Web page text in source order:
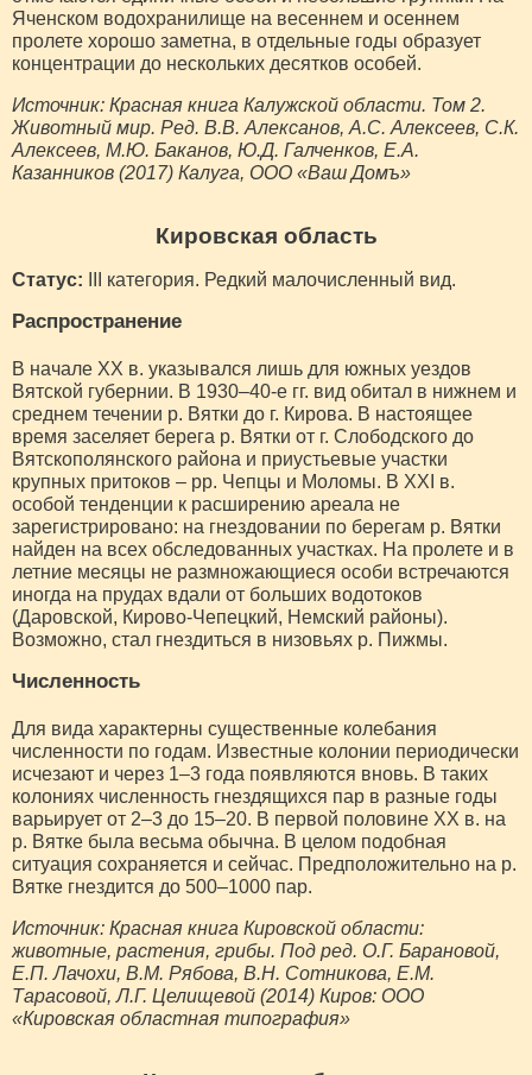
Яченском водохранилище на весеннем и осеннем
пролете хорошо заметна, в отдельные годы образует
концентрации до нескольких десятков особей.
Источник: Красная книга Калужской области. Том 2.
Животный мир. Ред. В.В. Алексанов, А.С. Алексеев, С.К.
Алексеев, М.Ю. Баканов, Ю.Д. Галченков, Е.А.
Казанников (2017) Калуга, ООО «Ваш Домъ»
Кировская область
Статус: III категория. Редкий малочисленный вид.
Распространение
В начале XX в. указывался лишь для южных уездов
Вятской губернии. В 1930–40-е гг. вид обитал в нижнем и
среднем течении р. Вятки до г. Кирова. В настоящее
время заселяет берега р. Вятки от г. Слободского до
Вятскополянского района и приустьевые участки
крупных притоков – рр. Чепцы и Моломы. В XXI в.
особой тенденции к расширению ареала не
зарегистрировано: на гнездовании по берегам р. Вятки
найден на всех обследованных участках. На пролете и в
летние месяцы не размножающиеся особи встречаются
иногда на прудах вдали от больших водотоков
(Даровской, Кирово-Чепецкий, Немский районы).
Возможно, стал гнездиться в низовьях р. Пижмы.
Численность
Для вида характерны существенные колебания
численности по годам. Известные колонии периодически
исчезают и через 1–3 года появляются вновь. В таких
колониях численность гнездящихся пар в разные годы
варьирует от 2–3 до 15–20. В первой половине ХХ в. на
р. Вятке была весьма обычна. В целом подобная
ситуация сохраняется и сейчас. Предположительно на р.
Вятке гнездится до 500–1000 пар.
Источник: Красная книга Кировской области:
животные, растения, грибы. Под ред. О.Г. Барановой,
Е.П. Лачохи, В.М. Рябова, В.Н. Сотникова, Е.М.
Тарасовой, Л.Г. Целищевой (2014) Киров: ООО
«Кировская областная типография»